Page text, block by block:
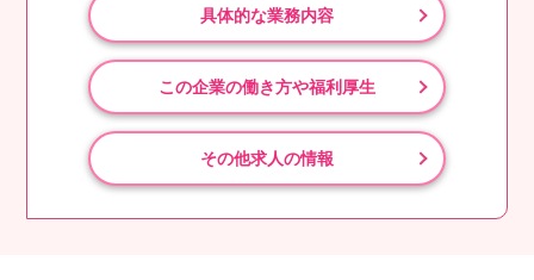
具体的な業務内容
この企業の働き方や福利厚生
その他求人の情報